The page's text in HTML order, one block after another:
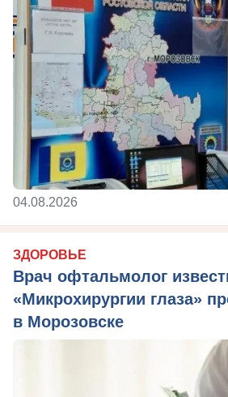
04.08.2026
ЗДОРОВЬЕ
Врач офтальмолог
«Микрохирургии глаза»
в Морозовске